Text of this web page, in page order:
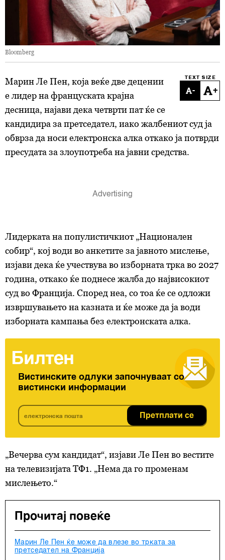
Bloomberg
TEXT SIZE
- +
Марин Ле Пен, која веќе две децении
е лидер на француската крајна
десница, најави дека четврти пат ќе се
кандидира за претседател, иако жалбениот суд ја
обврза да носи електронска алка откако ја потврди
пресудата за злоупотреба на јавни средства.
Лидерката на популистичкиот „Национален
собир“, кој води во анкетите за јавното мислење,
изјави дека ќе учествува во изборната трка во 2027
година, откако ќе поднесе жалба до највисокиот
суд во Франција. Според неа, со тоа ќе се одложи
извршувањето на казната и ќе може да ја води
изборната кампања без електронската алка.
Билтен
Вистинските одлуки започнуваат со
вистински информации
Претплати се
„Вечерва сум кандидат“, изјави Ле Пен во вестите
на телевизијата ТФ1. „Нема да го променам
мислењето.“
Прочитај повеќе
Марин Ле Пен ќе може да влезе во трката за
претседател на Франција